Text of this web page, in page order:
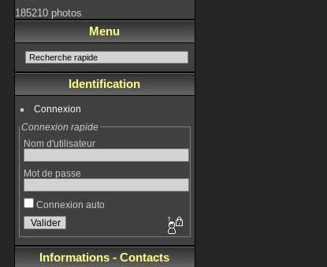
185210 photos
Menu
Identification
Connexion
Connexion rapide
Nom d'utilisateur
Mot de passe
Connexion auto
Informations - Contacts